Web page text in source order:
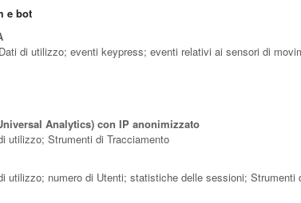
e bot
di utilizzo; eventi keypress; eventi relativi ai sensori di
Analytics) con IP anonimizzato
utilizzo; Strumenti di Tracciamento
utilizzo; numero di Utenti; statistiche delle sessioni; Strumenti